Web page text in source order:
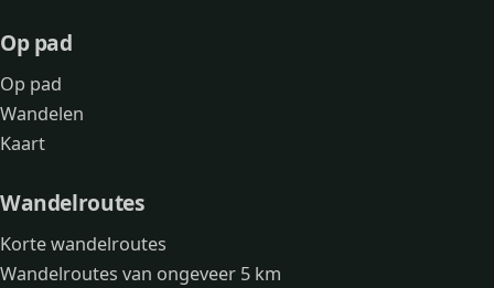
Op pad
Op pad
Wandelen
Kaart
Wandelroutes
Korte wandelroutes
Wandelroutes van ongeveer 5 km